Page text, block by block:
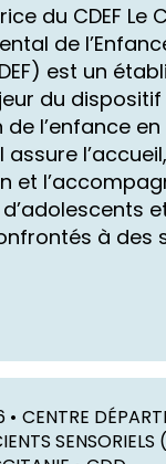
du CDEF Le
de
est un
du
l’enfance
assure l’accueil,
et
d’adolescents
à des
• CENTRE